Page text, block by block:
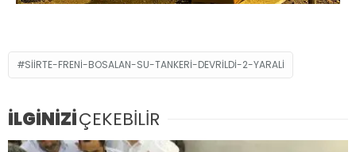
SIIRTE-FRENI-BOSALAN-SU-TANKERI-DEVRILDI-2-YARALI
İLGİNİZİÇEKEBİLİR